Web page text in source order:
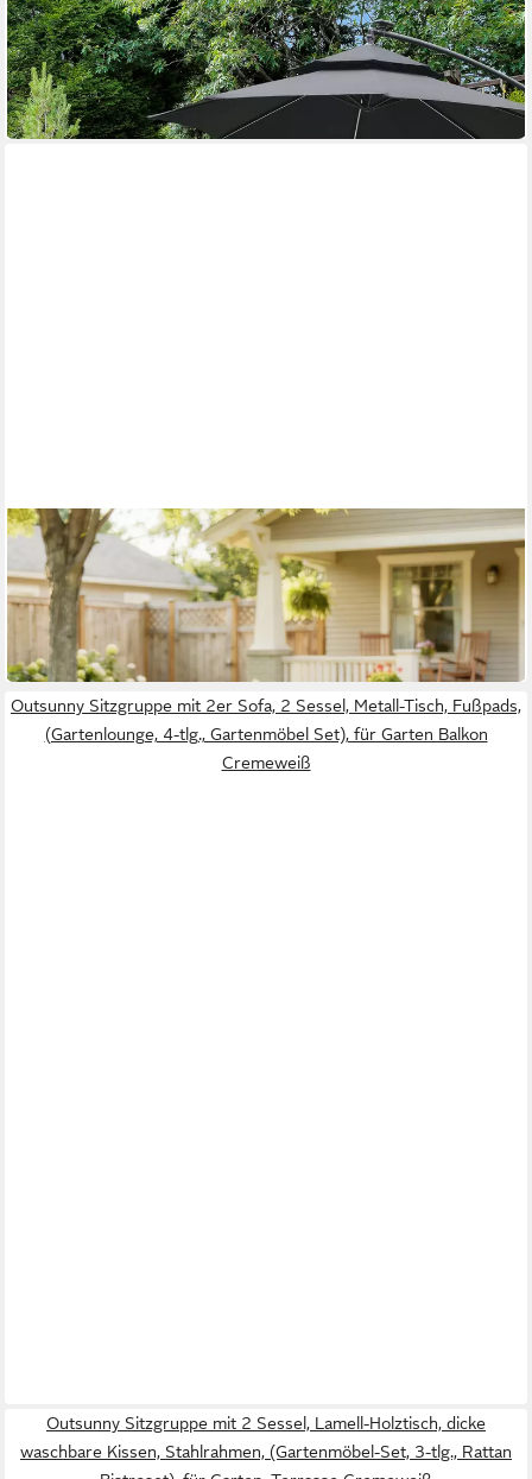
OUTSUNNY
Sitzgruppe Gartenmöbel-Set mit Beistelltisch, Sofa mit Kissen
530,99 € UVP1.124,90 €
-53%
in 2-3 Werktagen bei dir
OUTSUNNY
Sitzgruppe mit Tisch, abnehmbar Sitz-& Rückenkissen,
atmungsaktiv Bezug
138,99 € UVP297,90 €
-53%
in 2-3 Werktagen bei dir
Outsunny Sitzgruppe mit 2er Sofa, 2 Sessel, Metall-Tisch, Fußpads,
(Gartenlounge, 4-tlg., Gartenmöbel Set), für Garten Balkon
Cremeweiß
Outsunny Sitzgruppe mit 2 Sessel, Lamell-Holztisch, dicke
waschbare Kissen, Stahlrahmen, (Gartenmöbel-Set, 3-tlg., Rattan